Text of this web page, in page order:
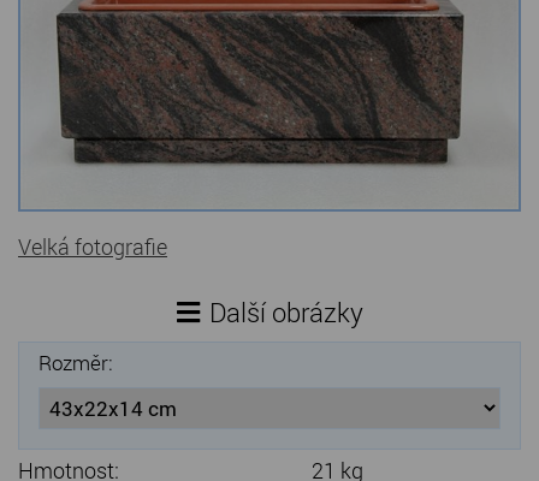
Doplňky do kuchyně
Hřbitovní doplňky
Zvířecí náhrobky a pomníčky
Kamenné stoly, konferenční stolky
Dárkové předměty z přírodního kamene
Gabiony, gabionový kámen
Údržba a čištění kamene
Velká fotografie
Další obrázky
Rozměr:
Hmotnost:
21 kg